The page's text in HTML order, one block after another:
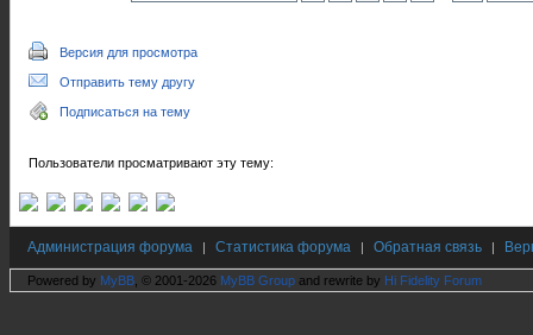
Версия для просмотра
Отправить тему другу
Подписаться на тему
Пользователи просматривают эту тему:
Администрация форума | Статистика форума | Обратная связь |
Powered by MyBB , © 2001-2026 MyBB Group and rewrite by Hi Fidelity Forum